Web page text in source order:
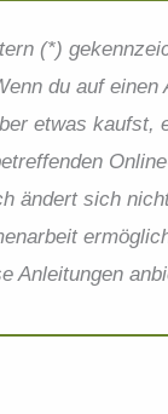
(*)
du auf einen
etwas kaufst,
ändert sich
Anleitungen